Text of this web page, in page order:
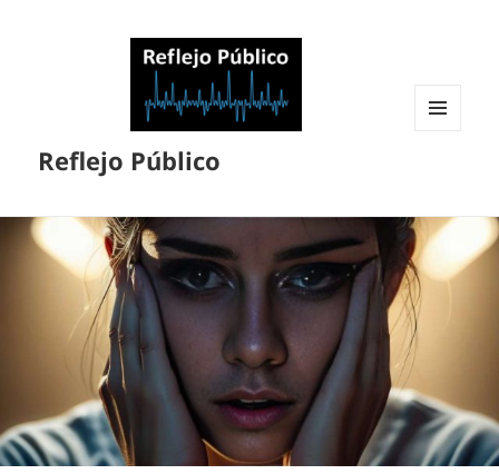
Reflejo Público